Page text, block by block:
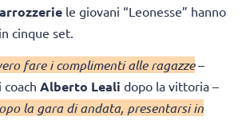
le giovani “Leonesse” hanno
cinque set.
fare i complimenti alle ragazze–
Alberto Leali dopo la vittoria –
la gara di andata, presentarsi in